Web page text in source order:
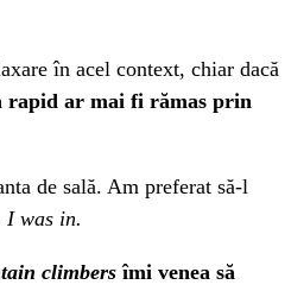
în acel context, chiar dacă
rapid ar mai fi rămas prin
de sală. Am preferat să-l
I was in.
climbers îmi venea să